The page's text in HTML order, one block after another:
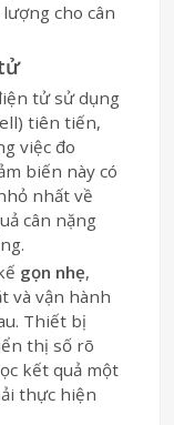
cho cân
tử sử dụng
tiên tiến,
việc đo
biến này có
nhất về
cân nặng
gọn nhẹ,
và vận hành
Thiết bị
thị số rõ
kết quả một
thực hiện